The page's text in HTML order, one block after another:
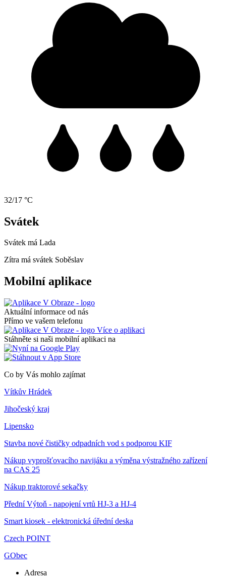
32/17 °C
Svátek
Svátek má Lada
Zítra má svátek Soběslav
Mobilní aplikace
Aktuální informace od nás
Přímo ve vašem telefonu
Více o aplikaci
Stáhněte si naši mobilní aplikaci na
Co by Vás mohlo zajímat
Vítkův Hrádek
Jihočeský kraj
Lipensko
Stavba nové čističky odpadních vod s podporou KIF
Nákup vyprošťovacího navijáku a výměna výstražného zařízení
na CAS 25
Nákup traktorové sekačky
Přední Výtoň - napojení vrtů HJ-3 a HJ-4
Smart kiosek - elektronická úřední deska
Czech POINT
GObec
Adresa